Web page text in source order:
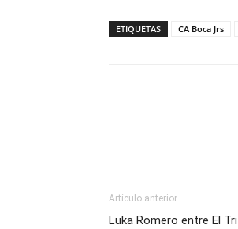
ETIQUETAS CA Boca Jrs
Artículo anterior
Luka Romero entre El